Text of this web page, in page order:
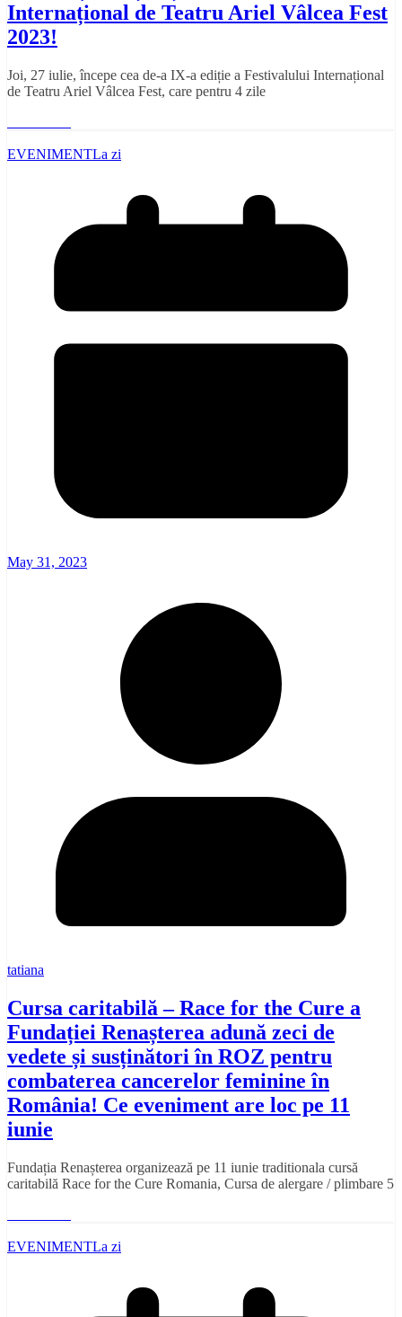
Internațional de Teatru Ariel Vâlcea Fest
2023!
Joi, 27 iulie, începe cea de-a IX-a ediție a Festivalului Internațional
de Teatru Ariel Vâlcea Fest, care pentru 4 zile
EVENIMENTLa zi
May 31, 2023
tatiana
Cursa caritabilă – Race for the Cure a
Fundației Renașterea adună zeci de
vedete și susținători în ROZ pentru
combaterea cancerelor feminine în
România! Ce eveniment are loc pe 11
iunie
Fundația Renașterea organizează pe 11 iunie traditionala cursă
caritabilă Race for the Cure Romania, Cursa de alergare / plimbare 5
EVENIMENTLa zi